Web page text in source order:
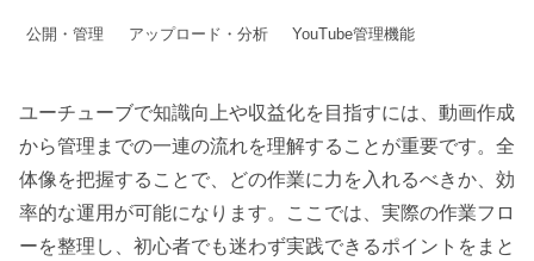
公開・管理 アップロード・分析 YouTube管理機能
ユーチューブで知識向上や収益化を目指すには、動画作成
から管理までの一連の流れを理解することが重要です。全
体像を把握することで、どの作業に力を入れるべきか、効
率的な運用が可能になります。ここでは、実際の作業フロ
ーを整理し、初心者でも迷わず実践できるポイントをまと